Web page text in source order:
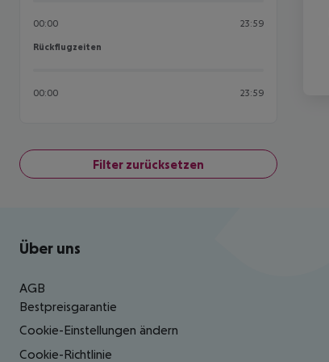
00:00 23:59
Rückflugzeiten
Rückflugzeiten
00:00 23:59
Filter zurücksetzen
Footer navigation
Über uns
AGB
Bestpreisgarantie
Cookie-Einstellungen ändern
Cookie-Richtlinie